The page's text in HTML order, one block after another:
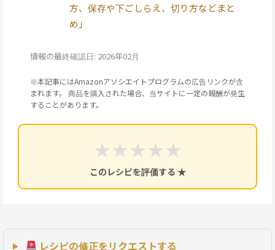
方、保存や下ごしらえ、切り方などまと
め」
情報の最終確認日: 2026年02月
※本記事にはAmazonアソシエイトプログラムの広告リンクが含
まれます。 商品を購入された場合、当サイトに一定の報酬が発生
することがあります。
★
★
★
★
★
このレシピを評価する ★
レシピの修正をリクエストする